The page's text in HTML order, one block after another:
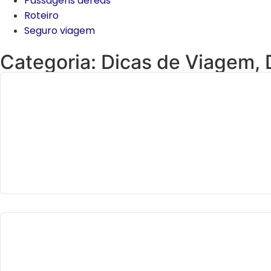
Roteiro
Seguro viagem
Categoria: Dicas de Viagem,